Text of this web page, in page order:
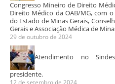
Congresso Mineiro de Direito
Direito Médico da OAB/MG, com
do Estado de Minas Gerais,
Gerais e Associação Médica de
29 de outubro de 2024
Atendimento no
presidente.
12 de setembro de 2024